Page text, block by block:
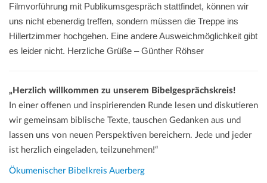
Filmvorführung mit Publikumsgespräch stattfindet, können wir
uns nicht ebenerdig treffen, sondern müssen die Treppe ins
Hillertzimmer hochgehen. Eine andere Ausweichmöglichkeit gibt
es leider nicht. Herzliche Grüße – Günther Röhser
„Herzlich willkommen zu unserem Bibelgesprächskreis!
In einer offenen und inspirierenden Runde lesen und diskutieren
wir gemeinsam biblische Texte, tauschen Gedanken aus und
lassen uns von neuen Perspektiven bereichern. Jede und jeder
ist herzlich eingeladen, teilzunehmen!“
Ökumenischer Bibelkreis Auerberg